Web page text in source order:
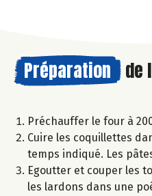
Préparation de
Préchauffer le four à
Cuire les coquillettes
temps indiqué. Les
Egoutter et couper les
les lardons dans une